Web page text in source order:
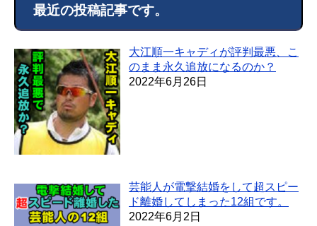
最近の投稿記事です。
大江順一キャディが評判最悪、こ
のまま永久追放になるのか？
2022年6月26日
芸能人が電撃結婚をして超スピー
ド離婚してしまった12組です。
2022年6月2日